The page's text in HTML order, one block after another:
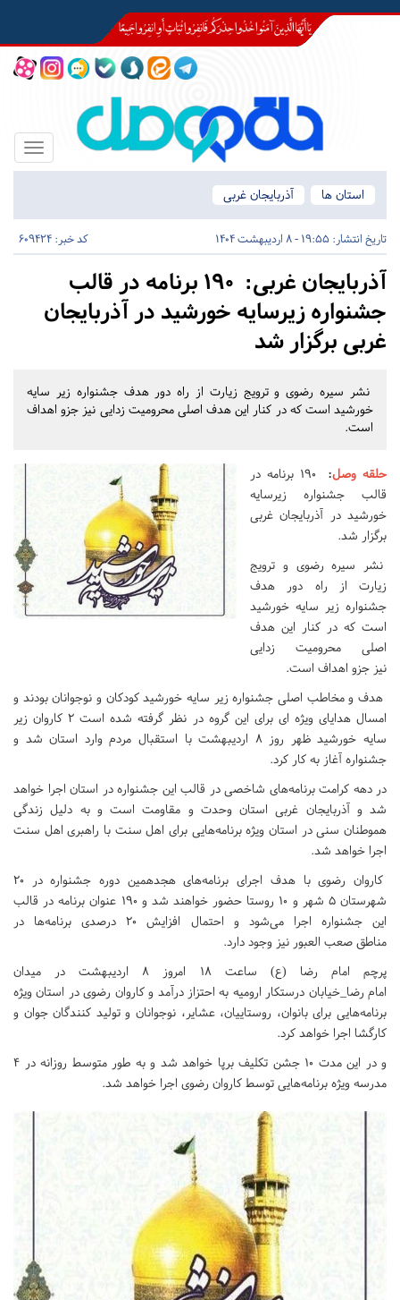
Toggle
استان ها
آذربایجان غربی
تاریخ انتشار: 19:55 - 8 اردیبهشت 1404 کد خبر: 609424
آذربایجان غربی:
۱۹۰ برنامه در قالب
جشنواره زیرسایه خورشید در آذربایجان
غربی برگزار شد
نشر سیره رضوی و ترویج زیارت از راه دور هدف جشنواره زیر سایه
خورشید است که در کنار این هدف اصلی محرومیت زدایی نیز جزو اهداف
است.
حلقه وصل:
۱۹۰ برنامه در
قالب جشنواره زیرسایه
خورشید در آذربایجان غربی
برگزار شد.
نشر سیره رضوی و ترویج
زیارت از راه دور هدف
جشنواره زیر سایه خورشید
است که در کنار این هدف
اصلی محرومیت زدایی
نیز جزو اهداف است.
هدف و مخاطب اصلی جشنواره زیر سایه خورشید کودکان و نوجوانان بودند و
امسال هدایای ویژه ای برای این گروه در نظر گرفته شده است ۲ کاروان زیر
سایه خورشید ظهر روز ۸ اردیبهشت با استقبال مردم وارد استان شد و
جشنواره آغاز به کار کرد.
در دهه کرامت برنامه‌های شاخصی در قالب این جشنواره در استان اجرا خواهد
شد و آذربایجان غربی استان وحدت و مقاومت است و به دلیل زندگی
هموطنان سنی در استان ویژه برنامه‌هایی برای اهل سنت با راهبری اهل سنت
اجرا خواهد شد.
کاروان رضوی با هدف اجرای برنامه‌های هجدهمین دوره جشنواره در ۲۰
شهرستان ۵ شهر و ۱۰ روستا حضور خواهند شد و ۱۹۰ عنوان برنامه در قالب
این جشنواره اجرا می‌شود و احتمال افزایش ۲۰ درصدی برنامه‌ها در
مناطق صعب العبور نیز وجود دارد.
پرچم امام رضا (ع) ساعت ۱۸ امروز ۸ اردیبهشت در میدان
امام رضا_خیابان درستکار ارومیه به احتزاز درآمد و کاروان رضوی در استان ویژه
برنامه‌هایی برای بانوان، روستاییان، عشایر، نوجوانان و تولید کنندگان جوان و
کارگشا اجرا خواهد کرد.
و در این مدت ۱۰ جشن تکلیف برپا خواهد شد و به طور متوسط روزانه در ۴
مدرسه ویژه برنامه‌هایی توسط کاروان رضوی اجرا خواهد شد.